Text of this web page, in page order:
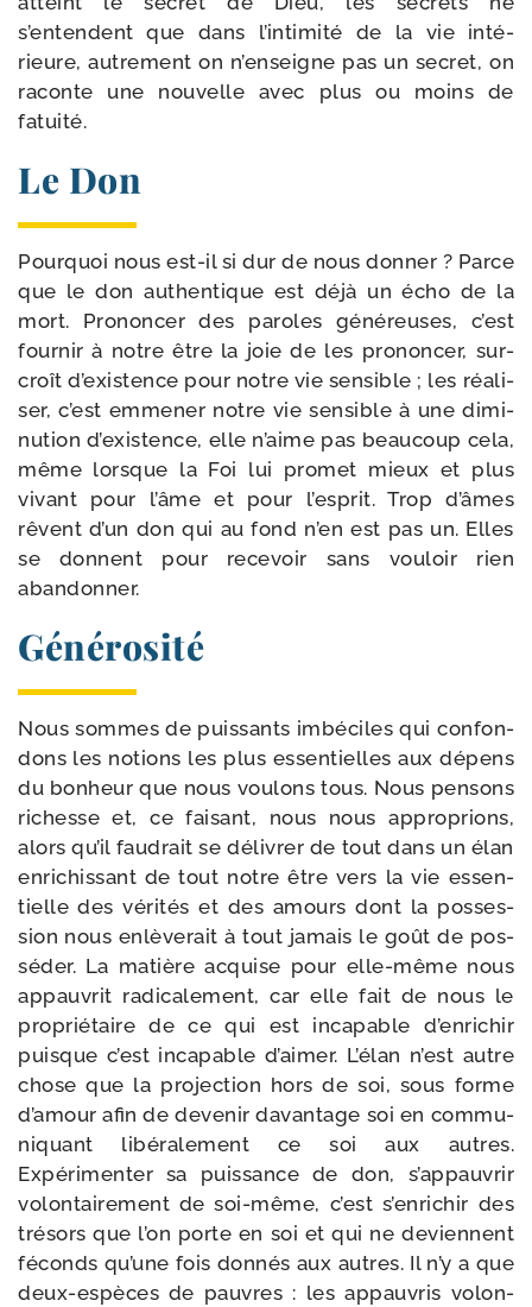
s’entendent que dans l’intimité de la vie inté­
rieure, autre­ment on n’enseigne pas un secret, on
raconte une nou­velle avec plus ou moins de
fatuité.
Le Don
Pourquoi nous est-​il si dur de nous don­ner ? Parce
que le don authen­tique est déjà un écho de la
mort. Prononcer des paroles géné­reuses, c’est
four­nir à notre être la joie de les pro­non­cer, sur­
croît d’existence pour notre vie sen­sible ; les réa­li­
ser, c’est emme­ner notre vie sen­sible à une dimi­
nu­tion d’existence, elle n’aime pas beau­coup cela,
même lorsque la Foi lui pro­met mieux et plus
vivant pour l’âme et pour l’esprit. Trop d’âmes
rêvent d’un don qui au fond n’en est pas un. Elles
se donnent pour rece­voir sans vou­loir rien
abandonner.
Générosité
Nous sommes de puis­sants imbé­ciles qui confon­
dons les notions les plus essen­tielles aux dépens
du bon­heur que nous vou­lons tous. Nous pen­sons
richesse et, ce fai­sant, nous nous appro­prions,
alors qu’il fau­drait se déli­vrer de tout dans un élan
enri­chis­sant de tout notre être vers la vie essen­
tielle des véri­tés et des amours dont la pos­ses­
sion nous enlè­ve­rait à tout jamais le goût de pos­
sé­der. La matière acquise pour elle-​même nous
appau­vrit radi­ca­le­ment, car elle fait de nous le
pro­prié­taire de ce qui est inca­pable d’enrichir
puisque c’est inca­pable d’aimer. L’élan n’est autre
chose que la pro­jec­tion hors de soi, sous forme
d’amour afin de deve­nir davan­tage soi en com­mu­
ni­quant libé­ra­le­ment ce soi aux autres.
Expérimenter sa puis­sance de don, s’appauvrir
volon­tai­re­ment de soi-​même, c’est s’enrichir des
tré­sors que l’on porte en soi et qui ne deviennent
féconds qu’une fois don­nés aux autres. Il n’y a que
deux-​espèces de pauvres : les appau­vris volon­